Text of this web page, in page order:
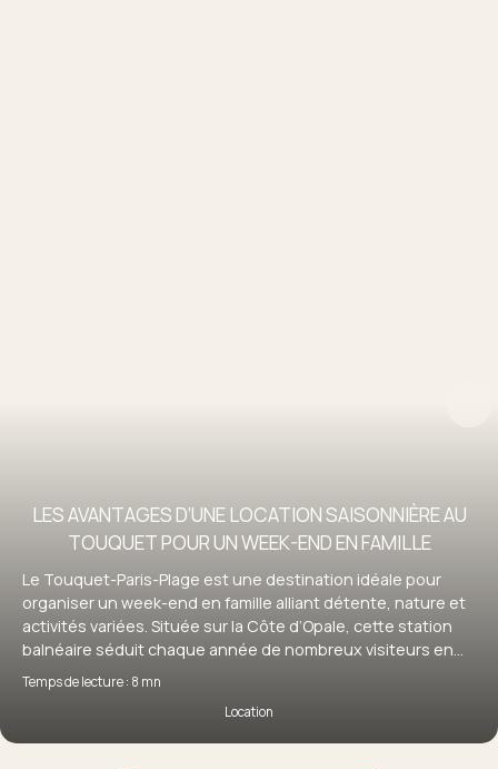
LES AVANTAGES D’UNE LOCATION SAISONNIÈRE AU
TOUQUET POUR UN WEEK-END EN FAMILLE
Le Touquet-Paris-Plage est une destination idéale pour
organiser un week-end en famille alliant détente, nature et
activités variées. Située sur la Côte d’Opale, cette station
balnéaire séduit chaque année de nombreux visiteurs en
quête d’évasion. Pour profiter pleinement de votre séjour, la
location saisonnière au Touquet s’impose comme une
solution particulièrement adaptée, offrant confort,
flexibilité et autonomie. Découvrez pourquoi louer un bien
Temps de lecture : 8 mn
Location